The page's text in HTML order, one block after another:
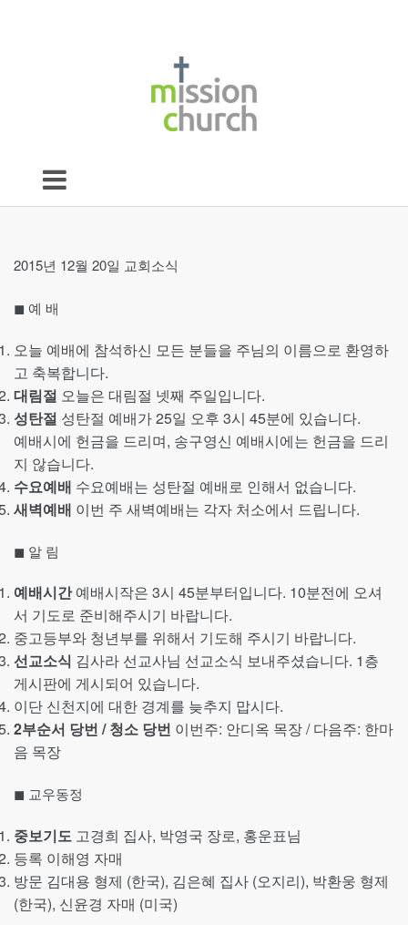
2015년 12월 20일 교회소식
◼︎ 예 배
오늘 예배에 참석하신 모든 분들을 주님의 이름으로 환영하
고 축복합니다.
대림절 오늘은 대림절 넷째 주일입니다.
성탄절 성탄절 예배가 25일 오후 3시 45분에 있습니다.
예배시에 헌금을 드리며, 송구영신 예배시에는 헌금을 드리
지 않습니다.
수요예배 수요예배는 성탄절 예배로 인해서 없습니다.
새벽예배 이번 주 새벽예배는 각자 처소에서 드립니다.
◼︎ 알 림
예배시간예배시작은 3시 45분부터입니다. 10분전에 오셔
서 기도로 준비해주시기 바랍니다.
중고등부와 청년부를 위해서 기도해 주시기 바랍니다.
선교소식 김사라 선교사님 선교소식 보내주셨습니다. 1층
게시판에 게시되어 있습니다.
이단 신천지에 대한 경계를 늦추지 맙시다.
2부순서 당번 / 청소 당번 이번주: 안디옥 목장 / 다음주: 한마
음 목장
◼︎ 교우동정
중보기도 고경희 집사, 박영국 장로, 홍운표님
등록 이해영 자매
방문 김대용 형제 (한국), 김은혜 집사 (오지리), 박환웅 형제
(한국), 신윤경 자매 (미국)